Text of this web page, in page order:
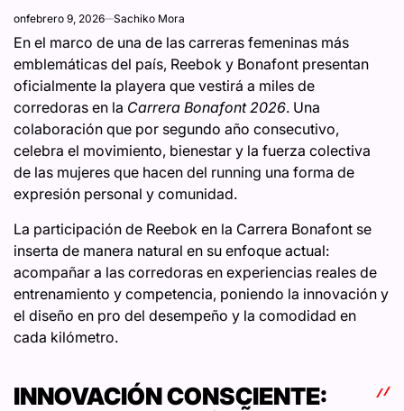
onfebrero 9, 2026 Sachiko Mora
En el marco de una de las carreras femeninas más
emblemáticas del país, Reebok y Bonafont presentan
oficialmente la playera que vestirá a miles de
corredoras en la Carrera Bonafont 2026. Una
colaboración que por segundo año consecutivo,
celebra el movimiento, bienestar y la fuerza colectiva
de las mujeres que hacen del running una forma de
expresión personal y comunidad.
La participación de Reebok en la Carrera Bonafont se
inserta de manera natural en su enfoque actual:
acompañar a las corredoras en experiencias reales de
entrenamiento y competencia, poniendo la innovación y
el diseño en pro del desempeño y la comodidad en
cada kilómetro.
INNOVACIÓN CONSCIENTE: